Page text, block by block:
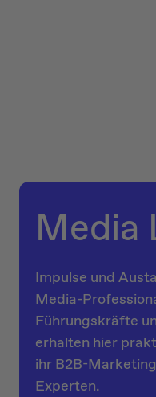
Media
Impulse und
Media-
Führungskräfte
erhalten hier
ihr B2B-
Experten.